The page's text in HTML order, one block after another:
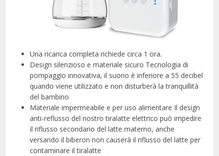
Una ricarica completa richiede circa 1 ora.
Design silenzioso e materiale sicuro Tecnologia di
pompaggio innovativa, il suono è inferiore a 55 decibel
quando viene utilizzato e non disturberà la tranquillità
del bambino
Materiale impermeabile e per uso alimentare Il design
anti-reflusso del nostro tiralatte elettrico può impedire
il riflusso secondario del latte materno, anche
versando il biberon non causerà il riflusso del latte per
contaminare il tiralatte